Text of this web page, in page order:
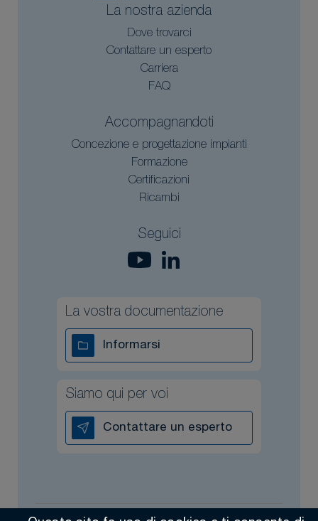
La nostra azienda
Dove trovarci
Contattare un esperto
Carriera
FAQ
Accompagnandoti
Concezione e progettazione impianti
Formazione
Certificazioni
Ricambi
Seguici
La vostra documentazione
Informarsi
Siamo qui per voi
Contattare un esperto